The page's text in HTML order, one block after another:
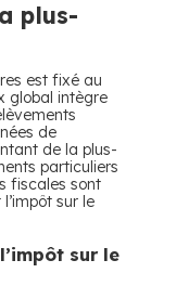
plus-
est fixé au
global intègre
de
de la plus-
particuliers
fiscales sont
sur le
sur le